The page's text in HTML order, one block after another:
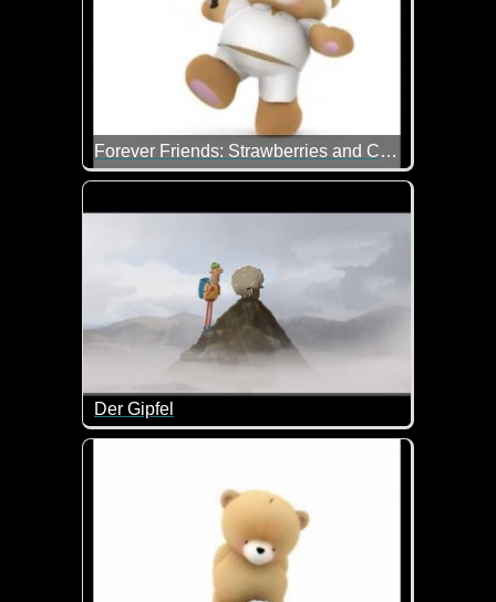
Forever Friends: Strawberries and Cream!
Mit dem Tennis spielen hat es das Bärchen nicht
Der Gipfel
Je härter der Aufstieg, desto besser ist die